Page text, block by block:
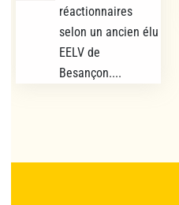
réactionnaires
selon un ancien élu
EELV de
Besançon....